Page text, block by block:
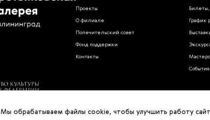
Проекты
О филиале
Попечительский совет
Фонд поддержки
Контакты
График
События
Мы обрабатываем файлы cookie, чтобы улучшить работу